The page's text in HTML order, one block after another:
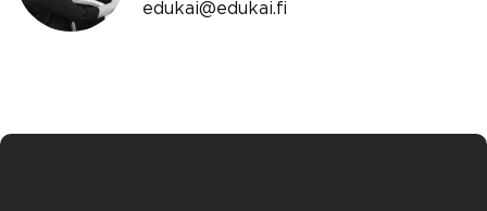
edukai@edukai.fi